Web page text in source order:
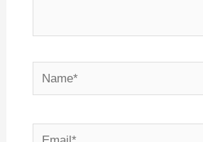
Name*
Email*